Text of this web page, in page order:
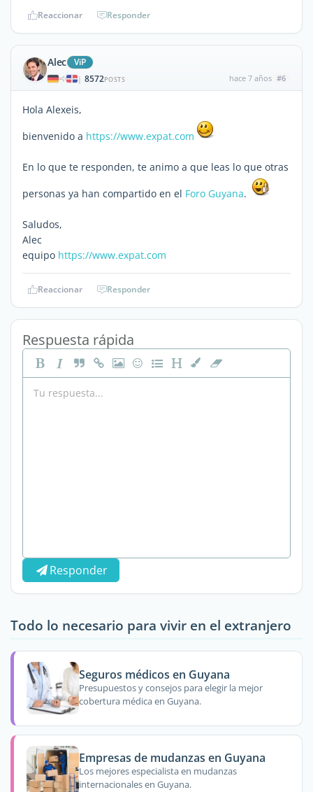
Reaccionar Responder
Alec ViP
| 8572POSTS hace 7 años #6
Hola Alexeis,
bienvenido a https://www.expat.com
En lo que te responden, te animo a que leas lo que otras
personas ya han compartido en el Foro Guyana.
Saludos,
Alec
equipo https://www.expat.com
Reaccionar Responder
Respuesta rápida
Responder
Todo lo necesario para vivir en el extranjero
Seguros médicos en Guyana
Presupuestos y consejos para elegir la mejor
cobertura médica en Guyana.
Empresas de mudanzas en Guyana
Los mejores especialista en mudanzas
internacionales en Guyana.